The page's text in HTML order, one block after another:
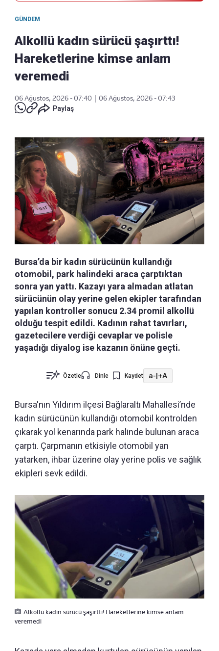
GÜNDEM
Alkollü kadın sürücü şaşırttı!
Hareketlerine kimse anlam
veremedi
06 Ağustos, 2026 - 07:40
06 Ağustos, 2026 - 07:43
Paylaş
Bursa’da bir kadın sürücünün kullandığı
otomobil, park halindeki araca çarptıktan
sonra yan yattı. Kazayı yara almadan atlatan
sürücünün olay yerine gelen ekipler tarafından
yapılan kontroller sonucu 2.34 promil alkollü
olduğu tespit edildi. Kadının rahat tavırları,
gazetecilere verdiği cevaplar ve polisle
yaşadığı diyalog ise kazanın önüne geçti.
Özetle Dinle Kaydet a-|+A
Bursa'nın Yıldırım ilçesi Bağlaraltı Mahallesi’nde
kadın sürücünün kullandığı otomobil kontrolden
çıkarak yol kenarında park halinde bulunan araca
çarptı. Çarpmanın etkisiyle otomobil yan
yatarken, ihbar üzerine olay yerine polis ve sağlık
ekipleri sevk edildi.
Alkollü kadın sürücü şaşırttı! Hareketlerine kimse anlam
veremedi